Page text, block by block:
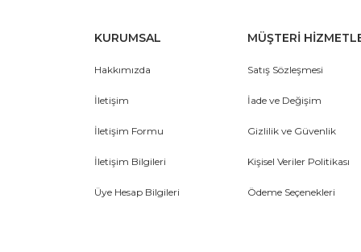
KURUMSAL
Hakkımızda
İletişim
İletişim Formu
İletişim Bilgileri
Üye Hesap Bilgileri
MÜŞTERİ
Satış Sözleşmesi
İade ve Değişim
Gizlilik ve Güvenlik
Kişisel Veriler Politikası
Ödeme Seçenekleri